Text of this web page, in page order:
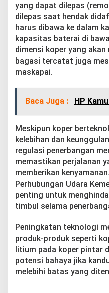
yang dapat dilepas
dilepas saat hendak
harus dibawa ke dalam
kapasitas baterai di
dimensi koper yang
bagasi tercatat juga
maskapai.
Baca Juga : HP
Meskipun koper
kelebihan dan
regulasi penerbangan
memastikan perjalanan
memberikan
Perhubungan Udara
penting untuk
timbul selama
Peningkatan teknologi
produk-produk seperti
litium pada koper pintar
potensi bahaya jika
melebihi batas yang